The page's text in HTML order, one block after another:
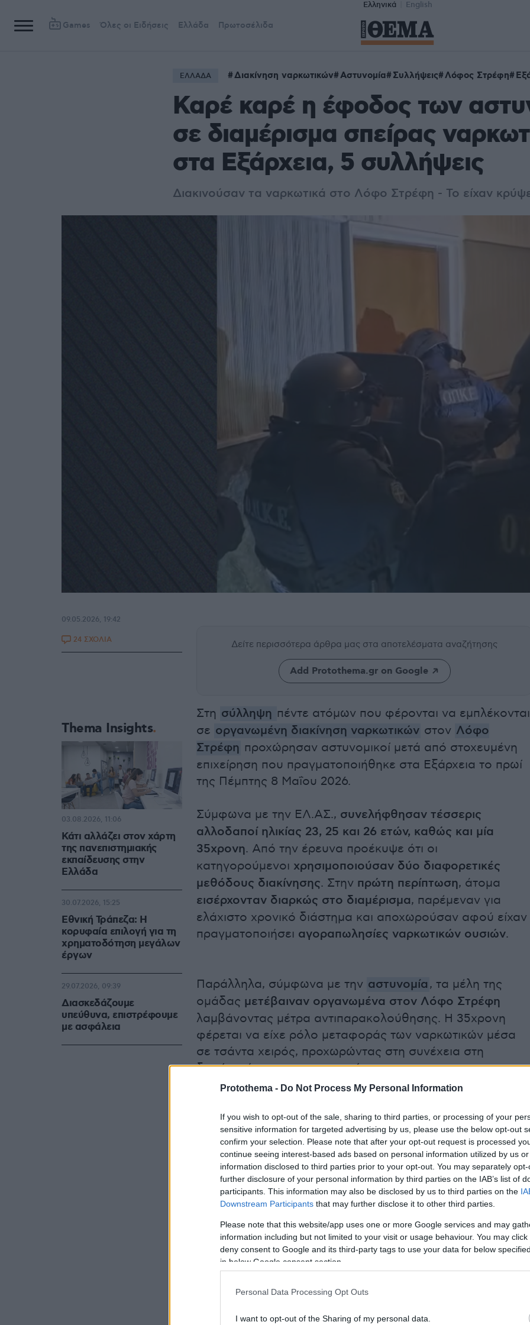
Protothema - Do Not Process My Personal Information
If you wish to opt-out of the sale, sharing to third parties, or processing of your
sensitive information for targeted advertising by us, please use the below opt-out
confirm your selection. Please note that after your opt-out request is processed
continue seeing interest-based ads based on personal information utilized by us
information disclosed to third parties prior to your opt-out. You may separately
further disclosure of your personal information by third parties on the IAB’s list of
participants. This information may also be disclosed by us to third parties on the
Downstream Participants that may further disclose it to other third parties.
Please note that this website/app uses one or more Google services and may
information including but not limited to your visit or usage behaviour. You may
deny consent to Google and its third-party tags to use your data for below
in below Google consent section.
Personal Data Processing Opt Outs
I want to opt-out of the Sharing of my personal data.
Ελληνικά English
Games Όλες οι Ειδήσεις Ελλάδα Πρωτοσέλιδα
ΕΛΛΑΔΑ Διακίνηση ναρκωτικών Αστυνομία Συλλήψεις Λόφος Στρέφη
Καρέ καρέ η έφοδος των
σε διαμέρισμα σπείρας
στα Εξάρχεια, 5 συλλήψεις
Διακινούσαν τα ναρκωτικά στο Λόφο Στρέφη - Το είχαν
Δείτε περισσότερα άρθρα μας στα αποτελέσματα αναζήτησης
Add Protothema.gr on Google
Στη σύλληψη πέντε ατόμων που φέρονται να εμπλέκονται
σε οργανωμένη διακίνηση ναρκωτικών στον Λόφο
Στρέφη προχώρησαν αστυνομικοί μετά από στοχευμένη
επιχείρηση που πραγματοποιήθηκε στα Εξάρχεια το πρωί
της Πέμπτης 8 Μαΐου 2026.
Σύμφωνα με την ΕΛ.ΑΣ., συνελήφθησαν τέσσερις
αλλοδαποί ηλικίας 23, 25 και 26 ετών, καθώς και μία
35χρονη. Από την έρευνα προέκυψε ότι οι
κατηγορούμενοι χρησιμοποιούσαν δύο διαφορετικές
μεθόδους διακίνησης. Στην πρώτη περίπτωση, άτομα
εισέρχονταν διαρκώς στο διαμέρισμα, παρέμεναν για
ελάχιστο χρονικό διάστημα και αποχωρούσαν αφού είχαν
πραγματοποιήσει αγοραπωλησίες ναρκωτικών ουσιών.
Παράλληλα, σύμφωνα με την αστυνομία , τα μέλη της
ομάδας μετέβαιναν οργανωμένα στον Λόφο Στρέφη
λαμβάνοντας μέτρα αντιπαρακολούθησης. Η 35χρονη
φέρεται να είχε ρόλο μεταφοράς των ναρκωτικών μέσα
σε τσάντα χειρός, προχωρώντας στη συνέχεια στη
διακίνησή τους στην περιοχή.
09.05.2026, 19:42
24 ΣΧΟΛΙΑ
Thema Insights
Κάτι αλλάζει στον χάρτη
της πανεπιστημιακής
εκπαίδευσης στην
Ελλάδα
03.08.2026, 11:06
Εθνική Τράπεζα: Η
κορυφαία επιλογή για τη
χρηματοδότηση μεγάλων
έργων
30.07.2026, 15:25
Διασκεδάζουμε
υπεύθυνα, επιστρέφουμε
με ασφάλεια
29.07.2026, 09:39